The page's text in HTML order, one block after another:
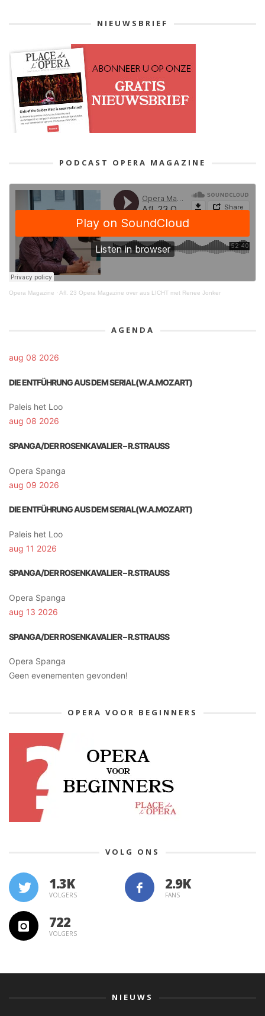
NIEUWSBRIEF
PODCAST OPERA MAGAZINE
Opera Magazine · Afl. 23 Opera Magazine over aus LICHT met Renee Jonker
AGENDA
aug 08 2026
DIE ENTFÜHRUNG AUS DEM SERIAL(W.A.MOZART)
Paleis het Loo
aug 08 2026
SPANGA/DER ROSENKAVALIER – R.STRAUSS
Opera Spanga
aug 09 2026
DIE ENTFÜHRUNG AUS DEM SERIAL(W.A.MOZART)
Paleis het Loo
aug 11 2026
SPANGA/DER ROSENKAVALIER – R.STRAUSS
Opera Spanga
aug 13 2026
SPANGA/DER ROSENKAVALIER – R.STRAUSS
Opera Spanga
Geen evenementen gevonden!
OPERA VOOR BEGINNERS
VOLG ONS
1.3K
VOLGERS FANS
722
VOLGERS
NIEUWS